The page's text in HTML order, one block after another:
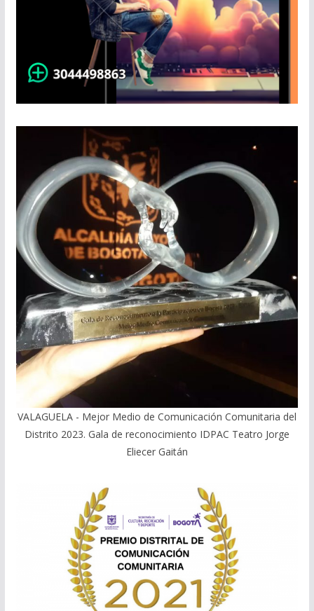
VALAGUELA - Mejor Medio de Comunicación Comunitaria del
Distrito 2023. Gala de reconocimiento IDPAC Teatro Jorge
Eliecer Gaitán